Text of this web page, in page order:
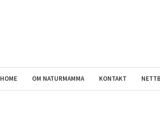
HOME OM NATURMAMMA KONTAKT